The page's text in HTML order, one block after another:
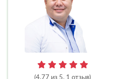
(4.77 из 5, 1 отзыв)